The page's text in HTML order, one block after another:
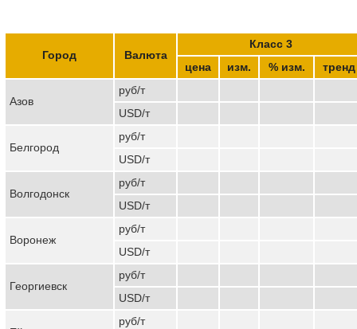
Город Валюта
Класс 3
цена
изм. % изм. тренд
Азов
руб/т
USD/т
Белгород
руб/т
USD/т
Волгодонск
руб/т
USD/т
Воронеж
руб/т
USD/т
Георгиевск
руб/т
USD/т
руб/т